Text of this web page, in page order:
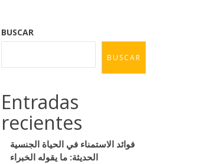
BUSCAR
BUSCAR
Entradas
recientes
فوائد الاستمناء في الحياة الجنسية
الحديثة: ما يقوله الخبراء